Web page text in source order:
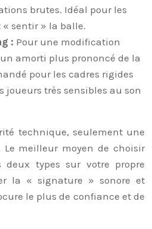
brutes. Idéal pour les
sentir » la balle.
: Pour une modification
amorti plus prononcé de la
pour les cadres rigides
joueurs très sensibles au son
technique, seulement une
Le meilleur moyen de choisir
deux types sur votre propre
la « signature » sonore et
le plus de confiance et de